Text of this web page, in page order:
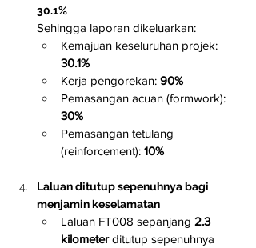
30.1%
Sehingga laporan dikeluarkan:
Kemajuan keseluruhan projek:
30.1%
Kerja pengorekan: 90%
Pemasangan acuan (formwork):
30%
Pemasangan tetulang
(reinforcement): 10%
Laluan ditutup sepenuhnya bagi
menjamin keselamatan
Laluan FT008 sepanjang 2.3
kilometer ditutup sepenuhnya